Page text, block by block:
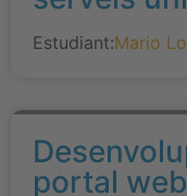
Estudiant:Mario
portal